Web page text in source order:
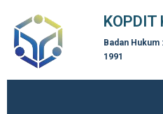
KOPDIT
Badan Hukum
1991